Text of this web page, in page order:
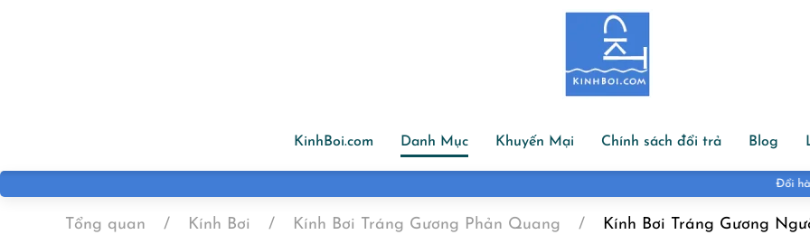
KinhBoi.com Danh Mục Khuyến Mại Chính sách đổi trả Blog
Tổng quan Kính Bơi Kính Bơi Tráng Gương Phản Quang
Kính Bơi Tráng Gương